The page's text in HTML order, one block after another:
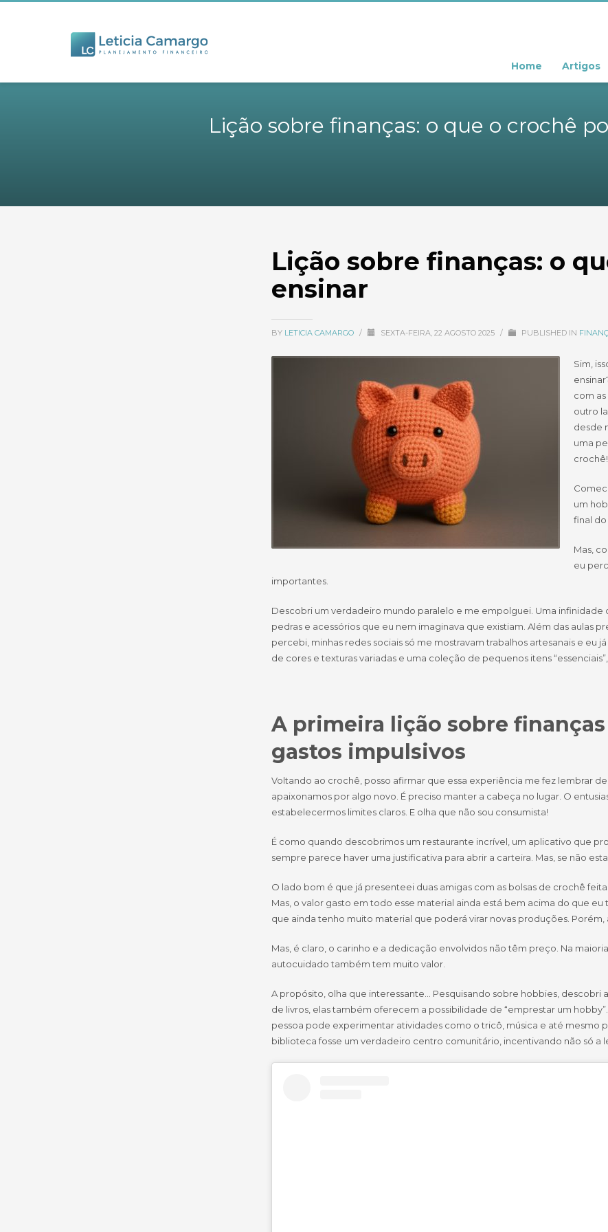
Home Artigos
Lição sobre finanças: o que o crochê
Lição sobre finanças: o
ensinar
BY LETICIA CAMARGO / SEXTA-FEIRA, 22 AGOSTO 2025 / PUBLISHED IN
Sim,
com
outro
desde
uma
crochê!
um
final do
Mas,
eu
importantes.
Descobri um verdadeiro mundo paralelo e me empolguei. Uma infinidade
pedras e acessórios que eu nem imaginava que existiam. Além das aulas
percebi, minhas redes sociais só me mostravam trabalhos artesanais e eu
de cores e texturas variadas e uma coleção de pequenos itens
A primeira lição sobre
gastos impulsivos
Voltando ao crochê, posso afirmar que essa experiência me fez lembrar
apaixonamos por algo novo. É preciso manter a cabeça no lugar. O
estabelecermos limites claros. E olha que não sou consumista!
É como quando descobrimos um restaurante incrível, um aplicativo que
sempre parece haver uma justificativa para abrir a carteira. Mas, se não
O lado bom é que já presenteei duas amigas com as bolsas de crochê
Mas, o valor gasto em todo esse material ainda está bem acima do que
que ainda tenho muito material que poderá virar novas produções.
Mas, é claro, o carinho e a dedicação envolvidos não têm preço. Na
autocuidado também tem muito valor.
A propósito, olha que interessante… Pesquisando sobre hobbies, descobri
de livros, elas também oferecem a possibilidade de “emprestar um
pessoa pode experimentar atividades como o tricô, música e até mesmo
biblioteca fosse um verdadeiro centro comunitário, incentivando não só a